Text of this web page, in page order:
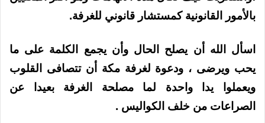
بالأمور القانونية كمستشار قانوني للغرفة.
اسأل الله أن يصلح الحال وأن يجمع الكلمة على ما
يحب ويرضى ، ودعوة لغرفة مكة أن تتصافى القلوب
ويعملوا يدا واحدة لما مصلحة الغرفة بعيدا عن
الصراعات من خلف الكواليس .